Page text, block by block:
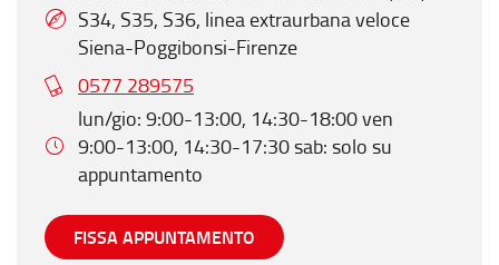
S34, S35, S36, linea extraurbana veloce
Siena-Poggibonsi-Firenze
0577 289575
lun/gio: 9:00-13:00, 14:30-18:00 ven
9:00-13:00, 14:30-17:30 sab: solo su
appuntamento
FISSA APPUNTAMENTO